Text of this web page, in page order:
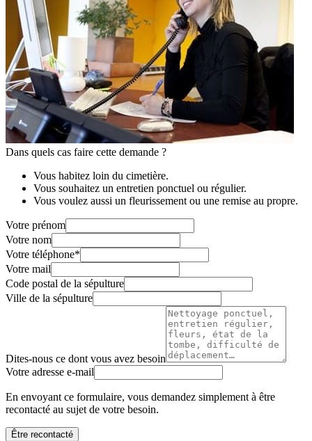
Dans quels cas faire cette demande ?
Vous habitez loin du cimetière.
Vous souhaitez un entretien ponctuel ou régulier.
Vous voulez aussi un fleurissement ou une remise au propre.
Votre prénom
Votre nom
Votre téléphone*
Votre mail
Code postal de la sépulture
Ville de la sépulture
Dites-nous ce dont vous avez besoin
Votre adresse e-mail
En envoyant ce formulaire, vous demandez simplement à être
recontacté au sujet de votre besoin.
Être recontacté